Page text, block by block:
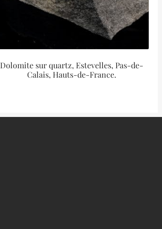
Dolomite sur quartz, Estevelles, Pas-de-
Calais, Hauts-de-France.